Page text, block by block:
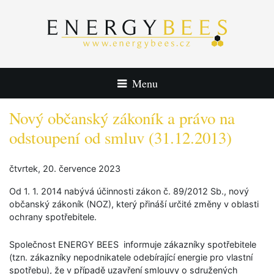
Nový občanský zákoník a právo na
odstoupení od smluv (31.12.2013)
čtvrtek, 20. července 2023
Od 1. 1. 2014 nabývá účinnosti zákon č. 89/2012 Sb., nový
občanský zákoník (NOZ), který přináší určité změny v oblasti
ochrany spotřebitele.
Společnost ENERGY BEES informuje zákazníky spotřebitele
(tzn. zákazníky nepodnikatele odebírající energie pro vlastní
spotřebu), že v případě uzavření smlouvy o sdružených